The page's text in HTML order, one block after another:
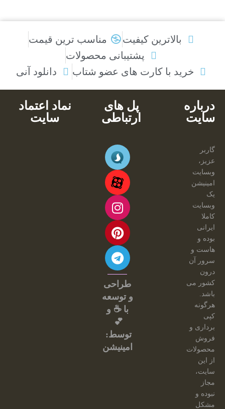
بالاترین کیفیت
مناسب ترین قیمت
پشتیبانی محصولات
خرید با کارت های عضو شتاب
دانلود آنی
درباره
سایت
پل های
ارتباطی
نماد اعتماد
سایت
گاربر
عزیز،
وبسایت
امینیشن
یک
وبسایت
کاملا
ایرانی
بوده و
هاست و
سرور آن
درون
کشور می
باشد.
هرگونه
کپی
برداری و
فروش
محصولات
از این
سایت،
مجاز
نبوده و
مشکل
طراحی
و توسعه
با ☕ و
💕
توسط:
امینیشن